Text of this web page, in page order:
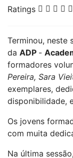
Ratings
Terminou, neste
da ADP -
formadores
Pereira, Sara
exemplares,
disponibilidade,
Os jovens
com muita
Na última